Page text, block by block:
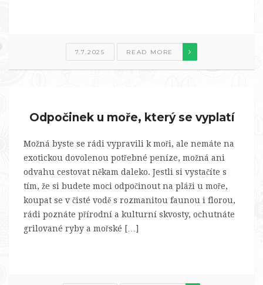
7.7.2025 READ MORE
Odpočinek u moře, který se vyplatí
Možná byste se rádi vypravili k moři, ale nemáte na
exotickou dovolenou potřebné peníze, možná ani
odvahu cestovat někam daleko. Jestli si vystačíte s
tím, že si budete moci odpočinout na pláži u moře,
koupat se v čisté vodě s rozmanitou faunou i florou,
rádi poznáte přírodní a kulturní skvosty, ochutnáte
grilované ryby a mořské […]